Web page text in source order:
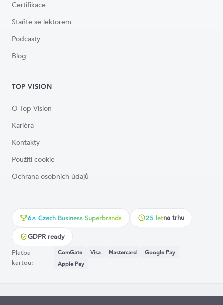
Certifikace
Staňte se lektorem
Podcasty
Blog
TOP VISION
O Top Vision
Kariéra
Kontakty
Použití cookie
Ochrana osobních údajů
6× Czech Business Superbrands 25 letna trhu
GDPR ready
Platba
kartou:
ComGate Visa Mastercard
Google Pay
Apple Pay
© 2015–26 EDUA Group s.r.o. Všechna práva vyhrazena.